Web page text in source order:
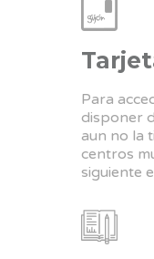
Para
disponer
aun no la
centros
siguiente